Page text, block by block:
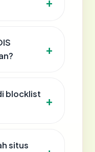
blocklist
situs